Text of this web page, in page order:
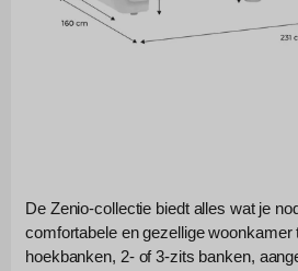
De Zenio-collectie biedt alles wat je
comfortabele en gezellige woonkamer
hoekbanken, 2- of 3-zits banken,